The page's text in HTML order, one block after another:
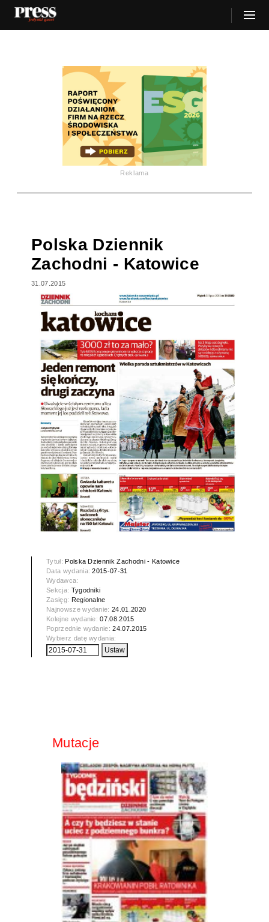
Reklama
Polska Dziennik
Zachodni - Katowice
31.07.2015
Tytuł:Polska Dziennik Zachodni - Katowice
Data wydania:2015-07-31
Wydawca:
Sekcja: Tygodniki
Zasięg: Regionalne
Najnowsze wydanie:24.01.2020
Kolejne wydanie:07.08.2015
Poprzednie wydanie:24.07.2015
Wybierz datę wydania:
Mutacje